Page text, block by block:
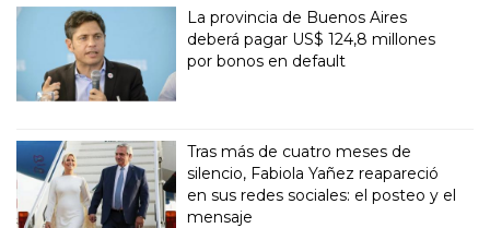
La provincia de Buenos Aires
deberá pagar US$ 124,8 millones
por bonos en default
Tras más de cuatro meses de
silencio, Fabiola Yañez reapareció
en sus redes sociales: el posteo y el
mensaje